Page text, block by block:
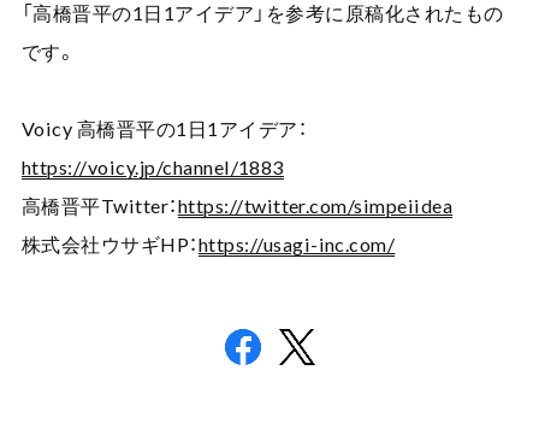
「高橋晋平の1 日 1アイデア」を参考に原稿化されたもの
です。
Voicy 高橋晋平の1 日1 アイデア：
https://voicy.jp/channel/1883
高橋晋平Twitter：https://twitter.com/simpeiidea
株式会社ウサギHP：https://usagi-inc.com/